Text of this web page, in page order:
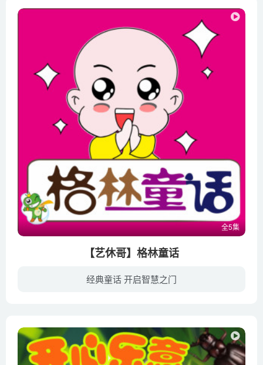
全5集
【艺休哥】格林童话
经典童话 开启智慧之门